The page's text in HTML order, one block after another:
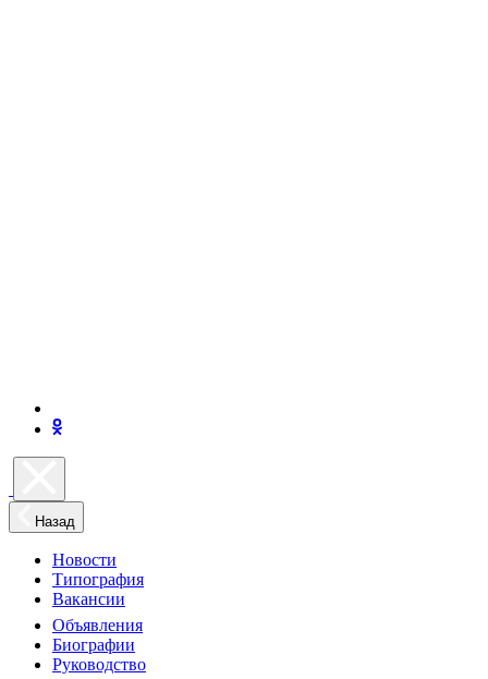
Назад
Новости
Типография
Вакансии
Объявления
Биографии
Руководство